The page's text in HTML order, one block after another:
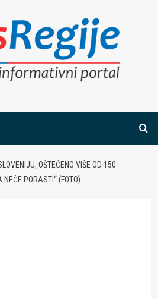
OŠTEĆENO VIŠE OD 150
NEĆE PORASTI“ (FOTO)